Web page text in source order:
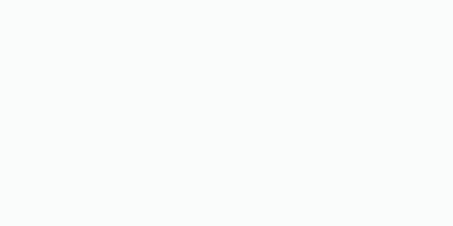
земли, но наибольшее внимание, конечно же будет уделено виноделию и истории «Алькадара». В завершающей части экскурсии